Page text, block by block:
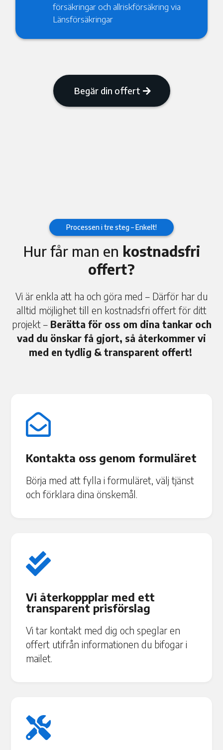
försäkringar och allriskförsäkring via
Länsförsäkringar
Begär din offert
Processen i tre steg – Enkelt!
Hur får man en kostnadsfri
offert?
Vi är enkla att ha och göra med – Därför har du
alltid möjlighet till en kostnadsfri offert för ditt
projekt – Berätta för oss om dina tankar och
vad du önskar få gjort, så återkommer vi
med en tydlig & transparent offert!

Kontakta oss genom formuläret
Börja med att fylla i formuläret, välj tjänst
och förklara dina önskemål.

Vi återkoppplar med ett
transparent prisförslag
Vi tar kontakt med dig och speglar en
offert utifrån informationen du bifogar i
mailet.
